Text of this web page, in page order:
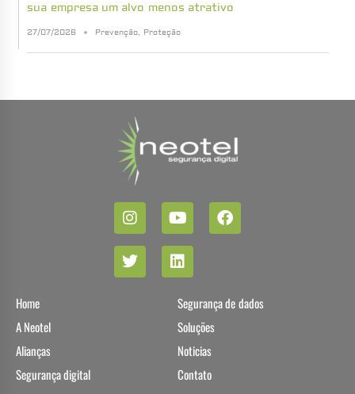
sua empresa um alvo menos atrativo
27/07/2026 Prevenção, Proteção
Home
A Neotel
Alianças
Segurança digital
Segurança de dados
Soluções
Noticias
Contato